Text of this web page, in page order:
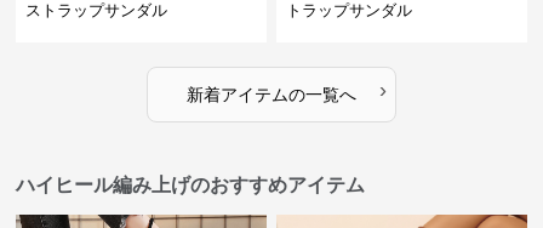
ストラップサンダル
トラップサンダル
新着アイテムの一覧へ ›
ハイヒール編み上げのおすすめアイテム